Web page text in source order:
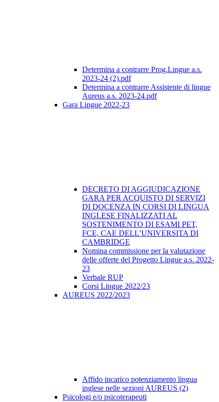
Determina a contrarre Prog.Lingue a.s.
2023-24 (2).pdf
Determina a contrarre Assistente di lingue
Aureus a.s. 2023-24.pdf
Gara Lingue 2022-23
DECRETO DI AGGIUDICAZIONE
GARA PER ACQUISTO DI SERVIZI
DI DOCENZA IN CORSI DI LINGUA
INGLESE FINALIZZATI AL
SOSTENIMENTO DI ESAMI PET,
FCE, CAE DELL’UNIVERSITA DI
CAMBRIDGE
Nomina commissione per la valutazione
delle offerte del Progetto Lingue a.s. 2022-
23
Verbale RUP
Corsi Lingue 2022/23
AUREUS 2022/2023
Affido incarico potenziamento lingua
inglese nelle sezioni AUREUS (2)
Psicologi e/o psicoterapeuti